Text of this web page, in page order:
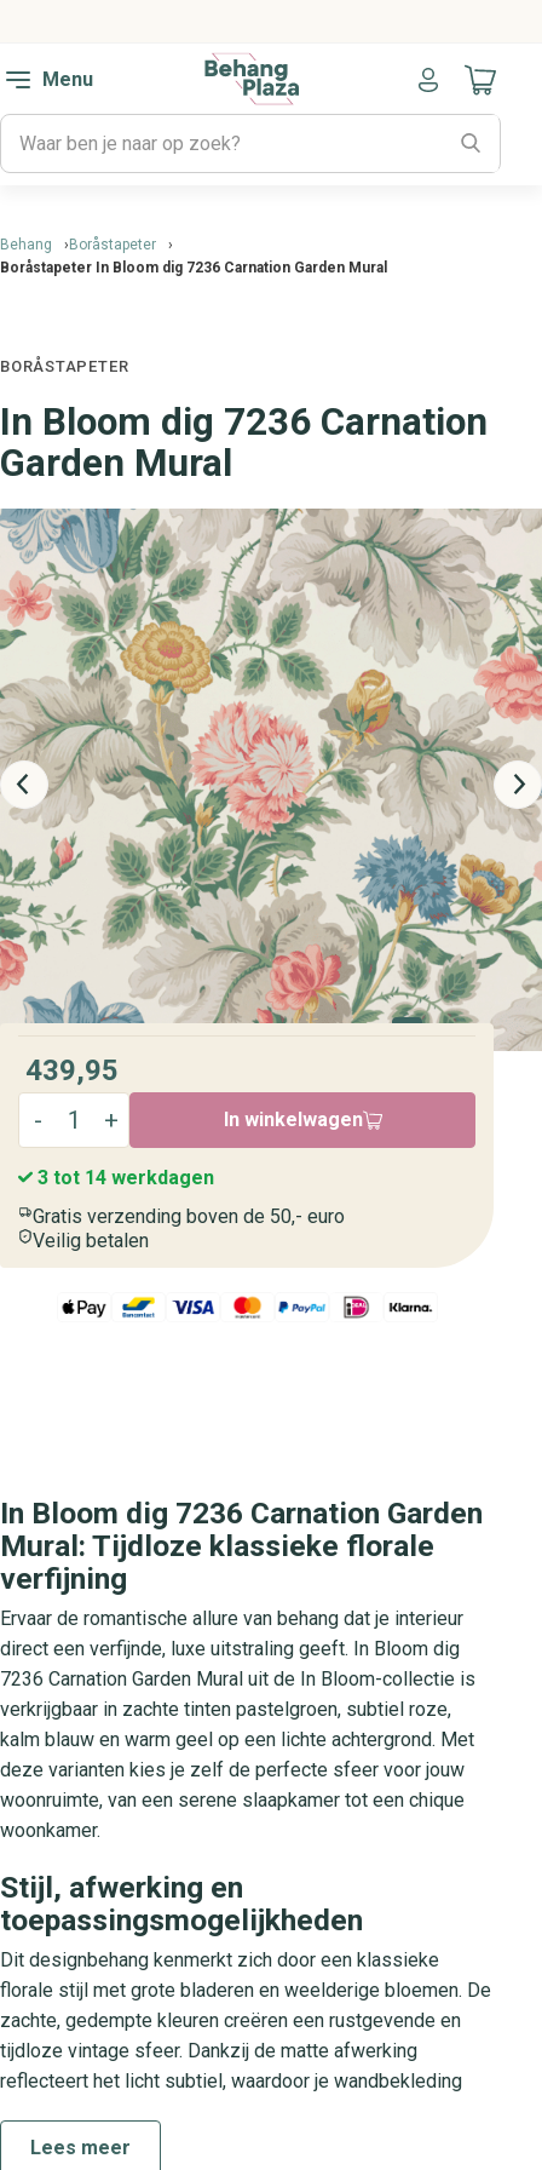
Menu
Naar
Behang
Boråstapeter
Boråstapeter In Bloom dig 7236 Carnation Garden Mural
BORÅSTAPETER
In Bloom dig 7236 Carnation
Garden Mural
439,95
In winkelwagen
3 tot 14 werkdagen
Gratis verzending boven de 50,- euro
Veilig betalen
In Bloom dig 7236 Carnation Garden
Mural: Tijdloze klassieke florale
verfijning
Ervaar de romantische allure van behang dat je interieur
direct een verfijnde, luxe uitstraling geeft. In Bloom dig
7236 Carnation Garden Mural uit de In Bloom-collectie is
verkrijgbaar in zachte tinten pastelgroen, subtiel roze,
kalm blauw en warm geel op een lichte achtergrond. Met
deze varianten kies je zelf de perfecte sfeer voor jouw
woonruimte, van een serene slaapkamer tot een chique
woonkamer.
Stijl, afwerking en
toepassingsmogelijkheden
Dit designbehang kenmerkt zich door een klassieke
florale stijl met grote bladeren en weelderige bloemen. De
zachte, gedempte kleuren creëren een rustgevende en
tijdloze vintage sfeer. Dankzij de matte afwerking
reflecteert het licht subtiel, waardoor je wandbekleding
accentmuur in de woonkamer, een romantische touch in de
Lees meer